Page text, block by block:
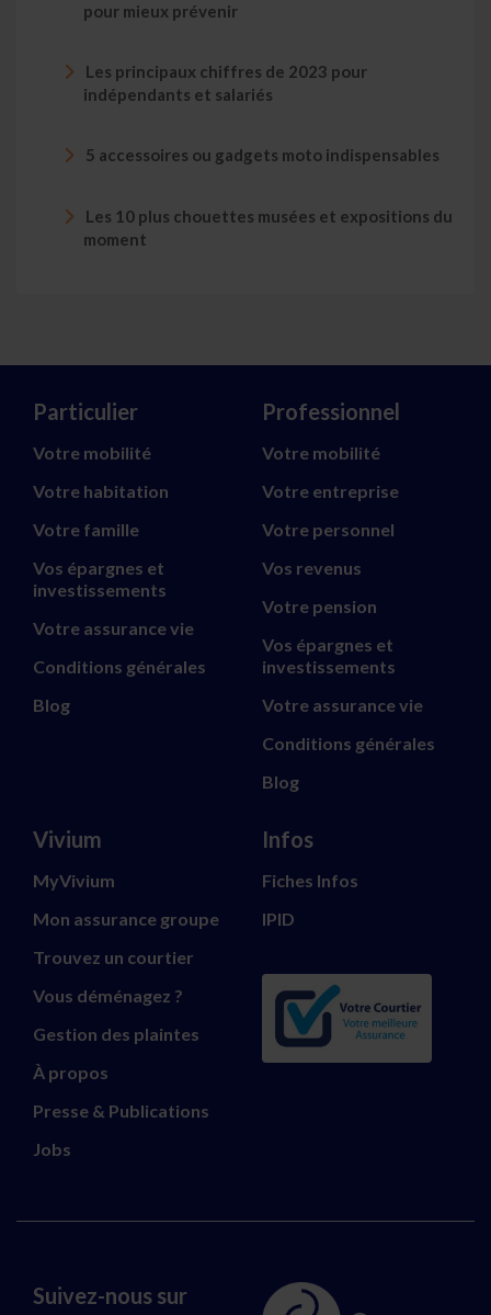
pour mieux prévenir
Les principaux chiffres de 2023 pour
indépendants et salariés
5 accessoires ou gadgets moto indispensables
Les 10 plus chouettes musées et expositions du
moment
Particulier
Votre mobilité
Votre habitation
Votre famille
Vos épargnes et
investissements
Votre assurance vie
Conditions générales
Blog
Professionnel
Votre mobilité
Votre entreprise
Votre personnel
Vos revenus
Votre pension
Vos épargnes et
investissements
Votre assurance vie
Conditions générales
Blog
Vivium
MyVivium
Mon assurance groupe
Trouvez un courtier
Vous déménagez ?
Gestion des plaintes
À propos
Presse & Publications
Jobs
Infos
Fiches Infos
IPID
Suivez-nous sur